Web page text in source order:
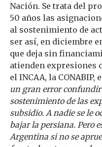
Nación. Se trata del
50 años las
al sostenimiento de
ser así, en diciembre
que deja sin
atienden expresiones
el INCAA, la
un gran error confundir
sostenimiento de las
subsidio. A nadie se le
bajar la persiana. Pero
Argentina si no se